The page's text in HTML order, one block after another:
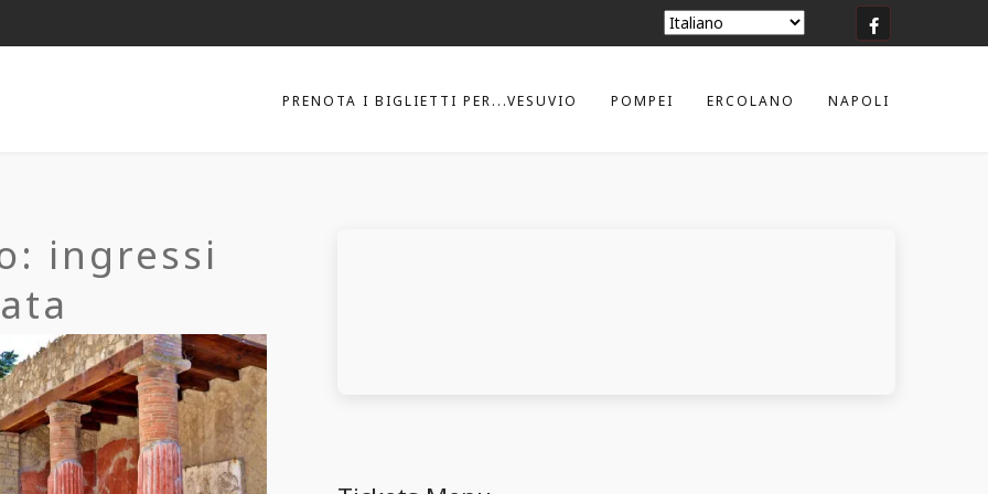
PRENOTA I BIGLIETTI PER...VESUVIO POMPEI ERCOLANO NAPOLI
ingressi